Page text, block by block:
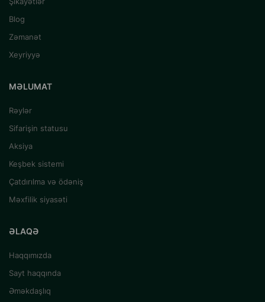
Blog
Zəmanət
Xeyriyyə
MƏLUMAT
Rəylər
Sifarişin statusu
Aksiya
Keşbek sistemi
Çatdırılma və ödəniş
Məxfilik siyasəti
ƏLAQƏ
Haqqımızda
Sayt haqqında
Əməkdaşlıq